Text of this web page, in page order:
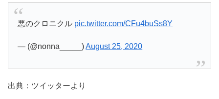
悪のクロニクル pic.twitter.com/CFu4buSs8Y
— (@nonna_____)August 25, 2020
出典：ツイッターより